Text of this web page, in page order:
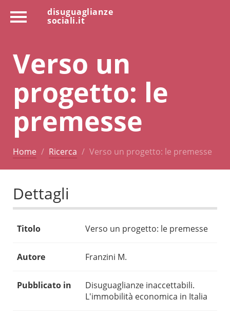
disuguaglianze
sociali.it
Verso un
progetto: le
premesse
Home Ricerca Verso un progetto: le premesse
Dettagli
Titolo Verso un progetto: le premesse
Autore Franzini M.
Pubblicato in
Disuguaglianze inaccettabili.
L'immobilità economica in Italia